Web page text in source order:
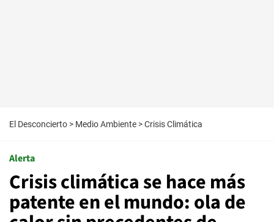
El Desconcierto > Medio Ambiente >Crisis Climática
Alerta
Crisis climática se hace más
patente en el mundo: ola de